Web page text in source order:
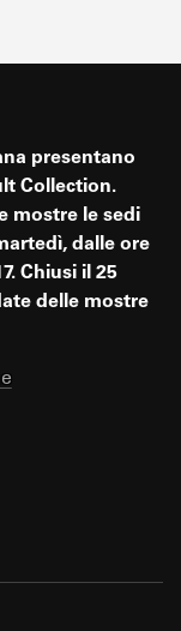
presentano
Collection.
mostre le sedi
dalle ore
Chiusi il 25
delle mostre